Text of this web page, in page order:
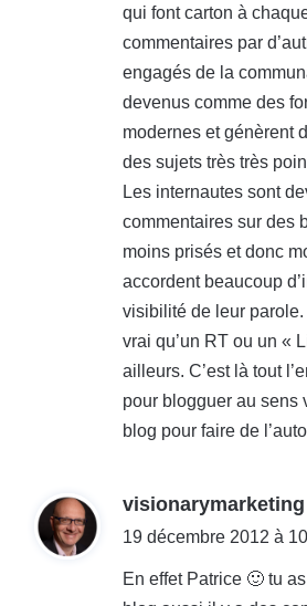
qui font carton à
commentaires par
engagés de la
devenus comme des
modernes et génèrent
des sujets très très
Les internautes sont
commentaires sur des
moins prisés et donc
accordent beaucoup
visibilité de leur parole.
vrai qu’un RT ou un «
ailleurs. C’est là tout
pour blogguer au sens
blog pour faire de
visionarymarketing
i
19 décembre 2012 à
En effet Patrice 🙂 tu